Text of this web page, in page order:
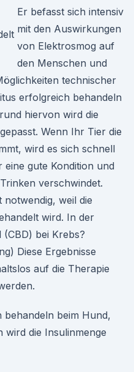
Er befasst sich intensiv
mit den Auswirkungen
von Elektrosmog auf
den Menschen und
technischer
erfolgreich behandeln
hiervon wird die
Wenn Ihr Tier die
wird es sich schnell
gute Kondition und
verschwindet.
notwendig, weil die
wird. In der
(CBD) bei Krebs?
Diese Ergebnisse
auf die Therapie
behandeln beim Hund,
die Insulinmenge